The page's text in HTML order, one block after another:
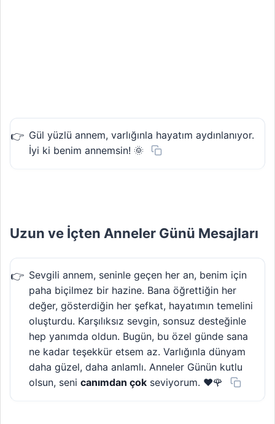
Gül yüzlü annem, varlığınla hayatım aydınlanıyor.
İyi ki benim annemsin! 🌞
Uzun ve İçten Anneler Günü Mesajları
Sevgili annem, seninle geçen her an, benim için
paha biçilmez bir hazine. Bana öğrettiğin her
değer, gösterdiğin her şefkat, hayatımın temelini
oluşturdu. Karşılıksız sevgin, sonsuz desteğinle
hep yanımda oldun. Bugün, bu özel günde sana
ne kadar teşekkür etsem az. Varlığınla dünyam
daha güzel, daha anlamlı. Anneler Günün kutlu
olsun, seni canımdan çok seviyorum. ❤️🌹